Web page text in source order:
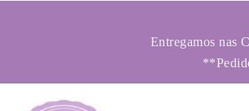
Entregamos nas